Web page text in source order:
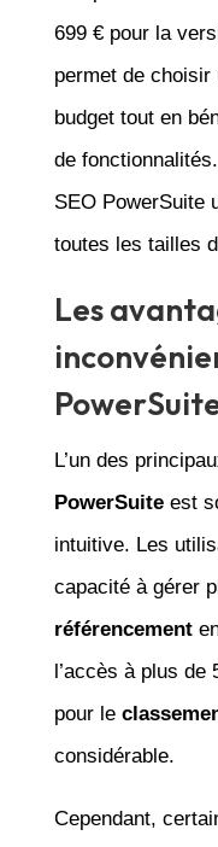
699 € pour la
permet de choisir
budget tout en
de
SEO PowerSuite
toutes les tailles
Les
L’un des
PowerSuiteest
intuitive. Les
capacité à gérer
référencement
l’accès à plus de
pour le
considérable.
Cependant,